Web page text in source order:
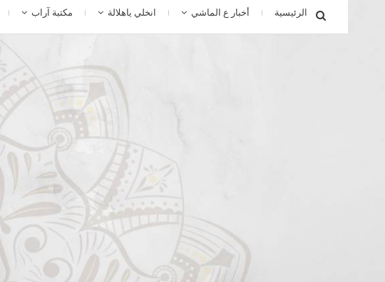
الرئيسية أخبار ع الماشي انخلي ياهلالة مكتبة آراب